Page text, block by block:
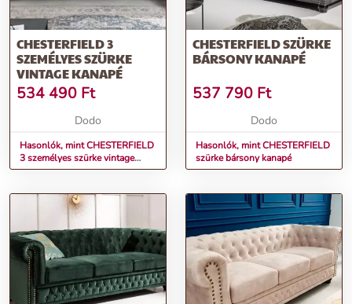
CHESTERFIELD 3
SZEMÉLYES SZÜRKE
VINTAGE KANAPÉ
534 490 Ft
Dodo
Hasonlók, mint CHESTERFIELD
3 személyes szürke vintage
kanapé
CHESTERFIELD SZÜRKE
BÁRSONY KANAPÉ
537 790 Ft
Dodo
Hasonlók, mint CHESTERFIELD
szürke bársony kanapé